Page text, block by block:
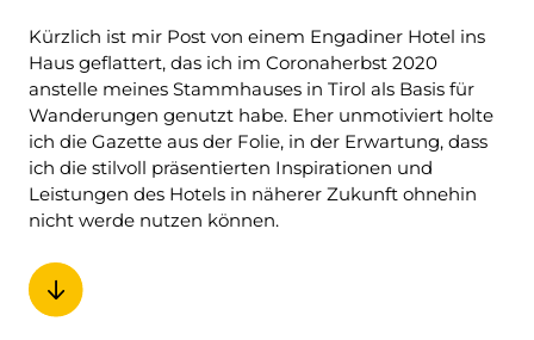
Kürzlich ist mir Post von einem Engadiner Hotel ins
Haus geflattert, das ich im Coronaherbst 2020
anstelle meines Stammhauses in Tirol als Basis für
Wanderungen genutzt habe. Eher unmotiviert holte
ich die Gazette aus der Folie, in der Erwartung, dass
ich die stilvoll präsentierten Inspirationen und
Leistungen des Hotels in näherer Zukunft ohnehin
nicht werde nutzen können.